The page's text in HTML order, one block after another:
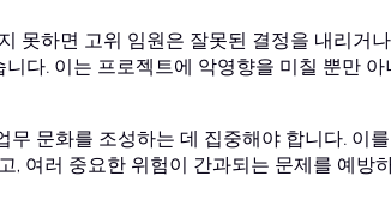
못하면 고위 임원은 잘못된 결정을 내리거
다. 이는 프로젝트에 악영향을 미칠 뿐만 아
문화를 조성하는 데 집중해야 합니다. 이
, 여러 중요한 위험이 간과되는 문제를 예방